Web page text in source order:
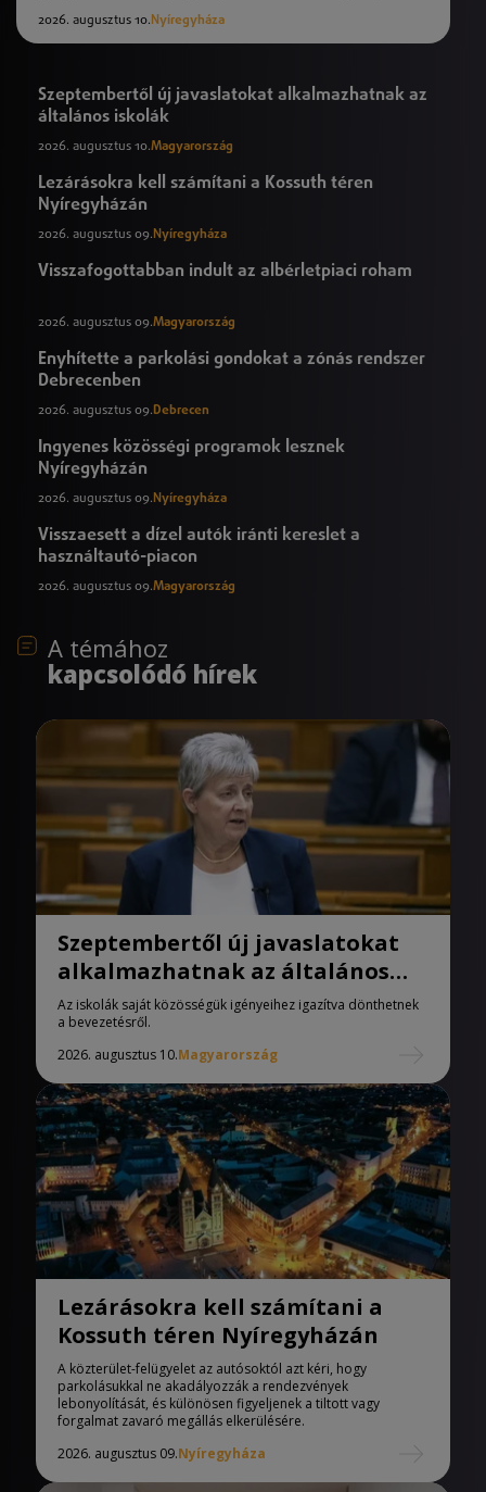
2026. augusztus 10. Nyíregyháza
Szeptembertől új javaslatokat alkalmazhatnak az
általános iskolák
2026. augusztus 10.Magyarország
Lezárásokra kell számítani a Kossuth téren
Nyíregyházán
2026. augusztus 09. Nyíregyháza
Visszafogottabban indult az albérletpiaci roham
2026. augusztus 09.Magyarország
Enyhítette a parkolási gondokat a zónás rendszer
Debrecenben
2026. augusztus 09.Debrecen
Ingyenes közösségi programok lesznek
Nyíregyházán
2026. augusztus 09. Nyíregyháza
Visszaesett a dízel autók iránti kereslet a
használtautó-piacon
2026. augusztus 09.Magyarország
A témához
kapcsolódó hírek
Szeptembertől új javaslatokat
alkalmazhatnak az általános
iskolák
Az iskolák saját közösségük igényeihez igazítva dönthetnek
a bevezetésről.
2026. augusztus 10.Magyarország
Lezárásokra kell számítani a
Kossuth téren Nyíregyházán
A közterület-felügyelet az autósoktól azt kéri, hogy
parkolásukkal ne akadályozzák a rendezvények
lebonyolítását, és különösen figyeljenek a tiltott vagy
forgalmat zavaró megállás elkerülésére.
2026. augusztus 09.Nyíregyháza